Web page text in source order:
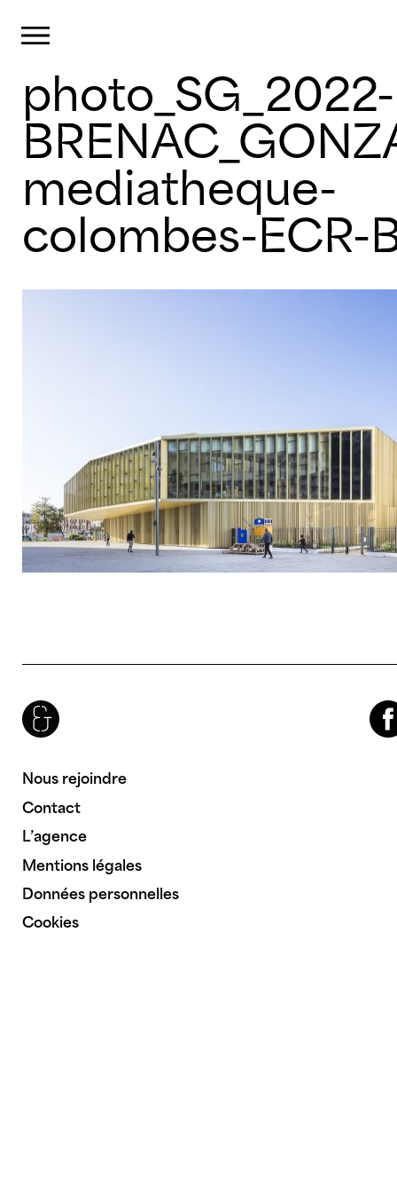
to
content
photo_SG_2022-
mediatheque-
colombes-ECR-
Nous rejoindre
Contact
L’agence
Mentions légales
Données personnelles
Cookies